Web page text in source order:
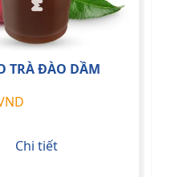
TRÀ ĐÀO DẦM
Chi tiết